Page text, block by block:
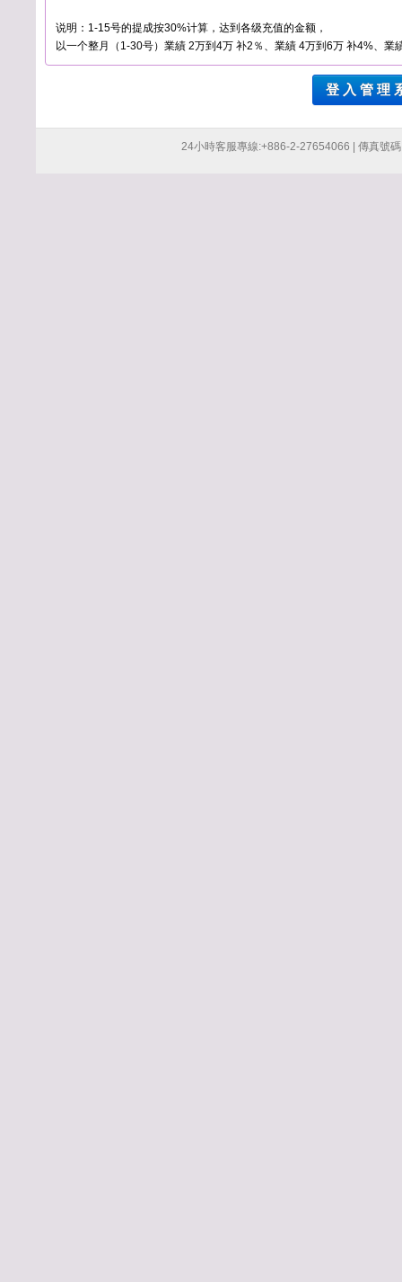
说明：1-15号的提成按30%计算，达到各级充值的金额，
以一个整月（1-30号）業績 2万到4万 补2％、業績 4万到6万 补4%、業
登 入 管 理
24小時客服專線:+886-2-27654066 | 傳真號